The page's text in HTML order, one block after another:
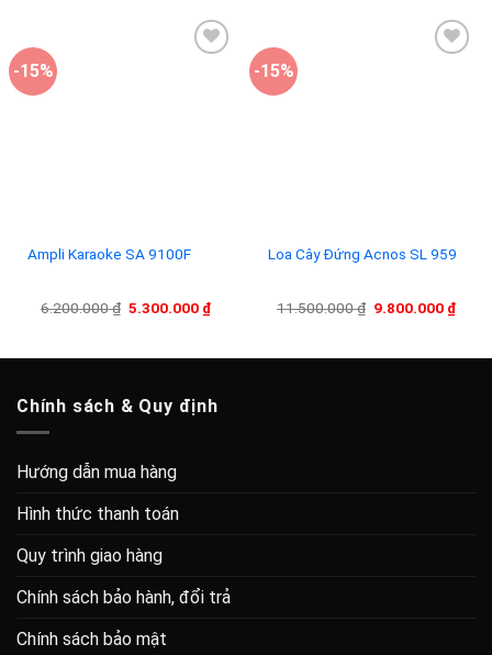
-15%
Ampli Karaoke SA 9100F
6.200.000₫ Giá
5.300.000 ₫Giá
5.300.000 ₫.
-15%
Loa Cây Đứng Acnos SL 959
11.500.000₫ Giá
9.800.000 ₫Giá
Chính sách & Quy định
Hướng dẫn mua hàng
Hình thức thanh toán
Quy trình giao hàng
Chính sách bảo hành, đổi trả
Chính sách bảo mật